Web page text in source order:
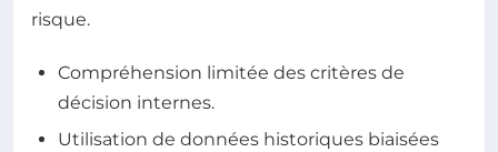
risque.
Compréhension limitée des critères de
décision internes.
Utilisation de données historiques biaisées